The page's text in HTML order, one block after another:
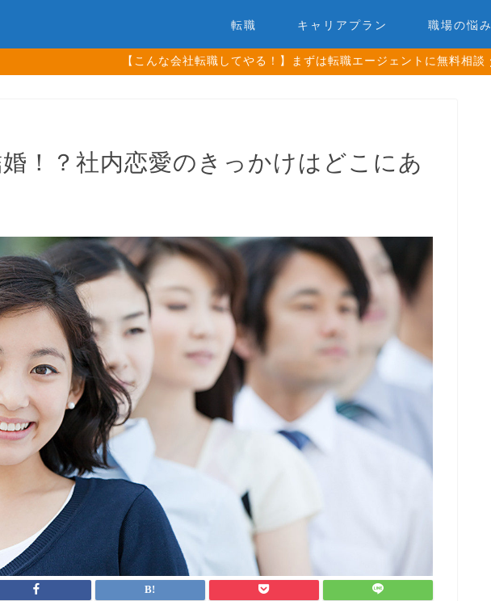
転職 キャリアプラン 職場の悩み
【こんな会社転職してやる！】まずは転職エージェントに無料相談
！？社内恋愛のきっかけはどこにあ